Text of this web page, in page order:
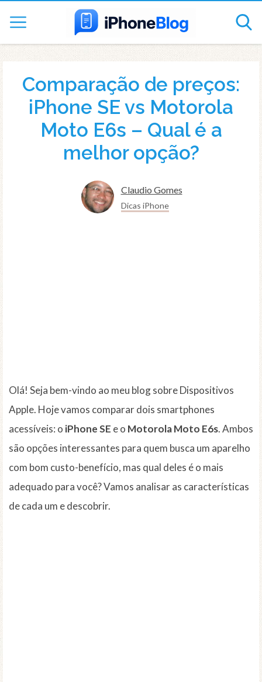
Comparação de preços:
iPhone SE vs Motorola
Moto E6s – Qual é a
melhor opção?
Claudio Gomes
Dicas iPhone
Olá! Seja bem-vindo ao meu blog sobre Dispositivos
Apple. Hoje vamos comparar dois smartphones
acessíveis: o iPhone SE e o Motorola Moto E6s. Ambos
são opções interessantes para quem busca um aparelho
com bom custo-benefício, mas qual deles é o mais
adequado para você? Vamos analisar as características
de cada um e descobrir.